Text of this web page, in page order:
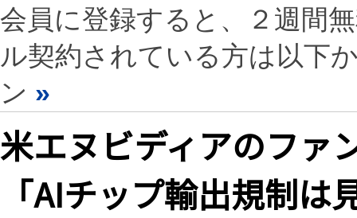
会員に登録すると、２週間
ル契約されている方は以下
ン »
米エヌビディアのファ
「AIチップ輸出規制は